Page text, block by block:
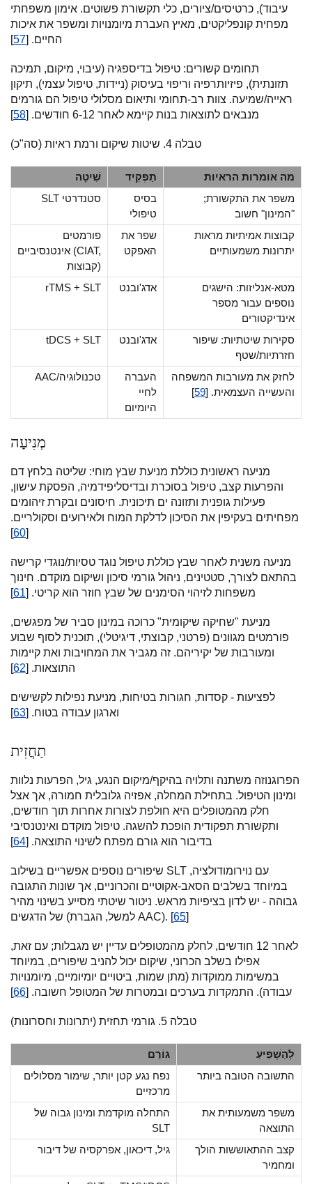
עיבוד), כרטיסים/ציורים, כלי תקשורת פשוטים. אימון משפחתי
מפחית קונפליקטים, מאיץ העברת מיומנויות ומשפר את איכות
החיים. [57
]
תחומים קשורים: טיפול בדיספגיה (עיבוי, מיקום, תמיכה
תזונתית), פיזיותרפיה וריפוי בעיסוק (ניידות, טיפול עצמי), תיקון
ראייה/שמיעה. צוות רב-תחומי ותיאום מסלולי טיפול הם גורמים
מנבאים לתוצאות בנות קיימא לאחר 6-12 חודשים. [
58
]
טבלה 4. שיטות שיקום ורמת ראיות (סה"כ)
שִׁיטָה תַפְקִיד
מה אומרות הראיות
SLT סטנדרטי
בסיס
טיפולי
משפר את התקשורת;
"המינון" חשוב
פורמטים
אינטנסיביים (CIAT,
קבוצות)
שפר את
האפקט
קבוצות אמיתיות מראות
יתרונות משמעותיים
rTMS + SLT אדג'ובנט
מטא-אנליזות: הישגים
נוספים עבור מספר
אינדיקטורים
tDCS + SLT
אדג'ובנט
סקירות שיטתיות: שיפור
חזרתיות/שטף
AAC/טכנולוגיה
העברה
לחיי
היומיום
לחזק את מעורבות המשפחה
והעשייה העצמאית. [59
]
מְנִיעָה
מניעה ראשונית כוללת מניעת שבץ מוחי: שליטה בלחץ דם
והפרעות קצב, טיפול בסוכרת ובדיסליפידמיה, הפסקת עישון,
פעילות גופנית ותזונה ים תיכונית. חיסונים ובקרת זיהומים
מפחיתים בעקיפין את הסיכון לדלקת המוח ולאירועים וסקולריים.
[
60
]
מניעה משנית לאחר שבץ כוללת טיפול נוגד טסיות/נוגדי קרישה
בהתאם לצורך, סטטינים, ניהול גורמי סיכון ושיקום מוקדם. חינוך
משפחות לזיהוי הסימנים של שבץ חוזר הוא קריטי. [61
]
מניעת "שחיקה שיקומית" כרוכה במינון סביר של מפגשים,
פורמטים מגוונים (פרטני, קבוצתי, דיגיטלי), תוכנית לסוף שבוע
ומעורבות של יקיריהם. זה מגביר את המחויבות ואת קיימות
התוצאות. [62
]
לפציעות - קסדות, חגורות בטיחות, מניעת נפילות לקשישים
וארגון עבודה בטוח. [63
]
תַחֲזִית
הפרוגנוזה משתנה ותלויה בהיקף/מיקום הנגע, גיל, הפרעות נלוות
ומינון הטיפול. בתחילת המחלה, אפזיה גלובלית חמורה, אך אצל
חלק מהמטופלים היא חולפת לצורות אחרות תוך חודשים,
ותקשורת תפקודית הופכת להשגה. טיפול מוקדם ואינטנסיבי
בדיבור הוא גורם מפתח לשינוי התוצאה. [64
]
שיפורים נוספים אפשריים בשילוב SLT עם נוירומודולציה,
במיוחד בשלבים הסאב-אקוטיים והכרוניים, אך שונות התגובה
גבוהה - יש לדון בציפיות מראש. ניטור שיטתי מסייע בשינוי מהיר
של הדגשים (למשל, הגברת AAC). [65]
לאחר 12 חודשים, לחלק מהמטופלים עדיין יש מגבלות; עם זאת,
אפילו בשלב הכרוני, שיקום יכול להניב שיפורים, במיוחד
במשימות ממוקדות (מתן שמות, ביטויים יומיומיים, מיומנויות
עבודה). התמקדות בערכים ובמטרות של המטופל חשובה. [66
]
טבלה 5. גורמי תחזית (יתרונות וחסרונות)
גוֹרֵם
לְהַשְׁפִּיעַ
נפח נגע קטן יותר, שימור מסלולים
מרכזיים
התשובה הטובה ביותר
התחלה מוקדמת ומינון גבוה של
SLT
משפר משמעותית את
התוצאה
גיל, דיכאון, אפרקסיה של דיבור
קצב ההתאוששות הולך
ומחמיר